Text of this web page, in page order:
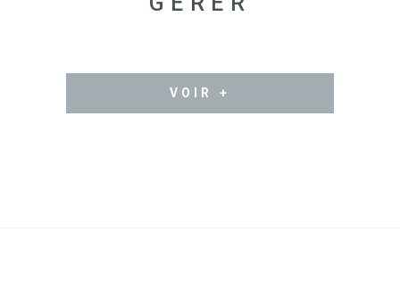
VOIR +